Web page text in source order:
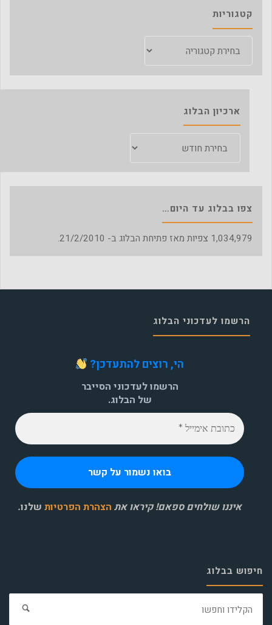
קטגוריות
ארכיון הבלוג
צפו בבלוג עד היום…
1,034,979 צפיות מאז פתיחת הבלוג ב- 21/2/2010.
הרשמו לעדכוני הבלוג
הי, רוצים להתעדכן?
הרשמו לעדכוני הסייבר
של הבלוג.
איננו שולחים ספאם! קיראו את הצהרת הפרטיות שלנו.
חיפוש בבלוג